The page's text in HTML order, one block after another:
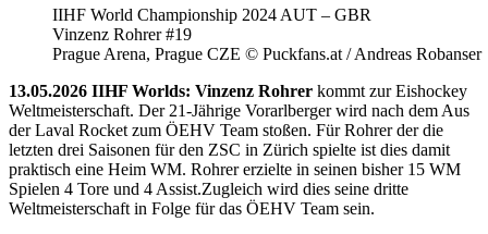
IIHF World Championship 2024 AUT – GBR
Vinzenz Rohrer #19
Prague Arena, Prague CZE © Puckfans.at / Andreas Robanser
13.05.2026 IIHF Worlds: Vinzenz Rohrer kommt zur Eishockey
Weltmeisterschaft. Der 21-Jährige Vorarlberger wird nach dem Aus
der Laval Rocket zum ÖEHV Team stoßen. Für Rohrer der die
letzten drei Saisonen für den ZSC in Zürich spielte ist dies damit
praktisch eine Heim WM. Rohrer erzielte in seinen bisher 15 WM
Spielen 4 Tore und 4 Assist.Zugleich wird dies seine dritte
Weltmeisterschaft in Folge für das ÖEHV Team sein.